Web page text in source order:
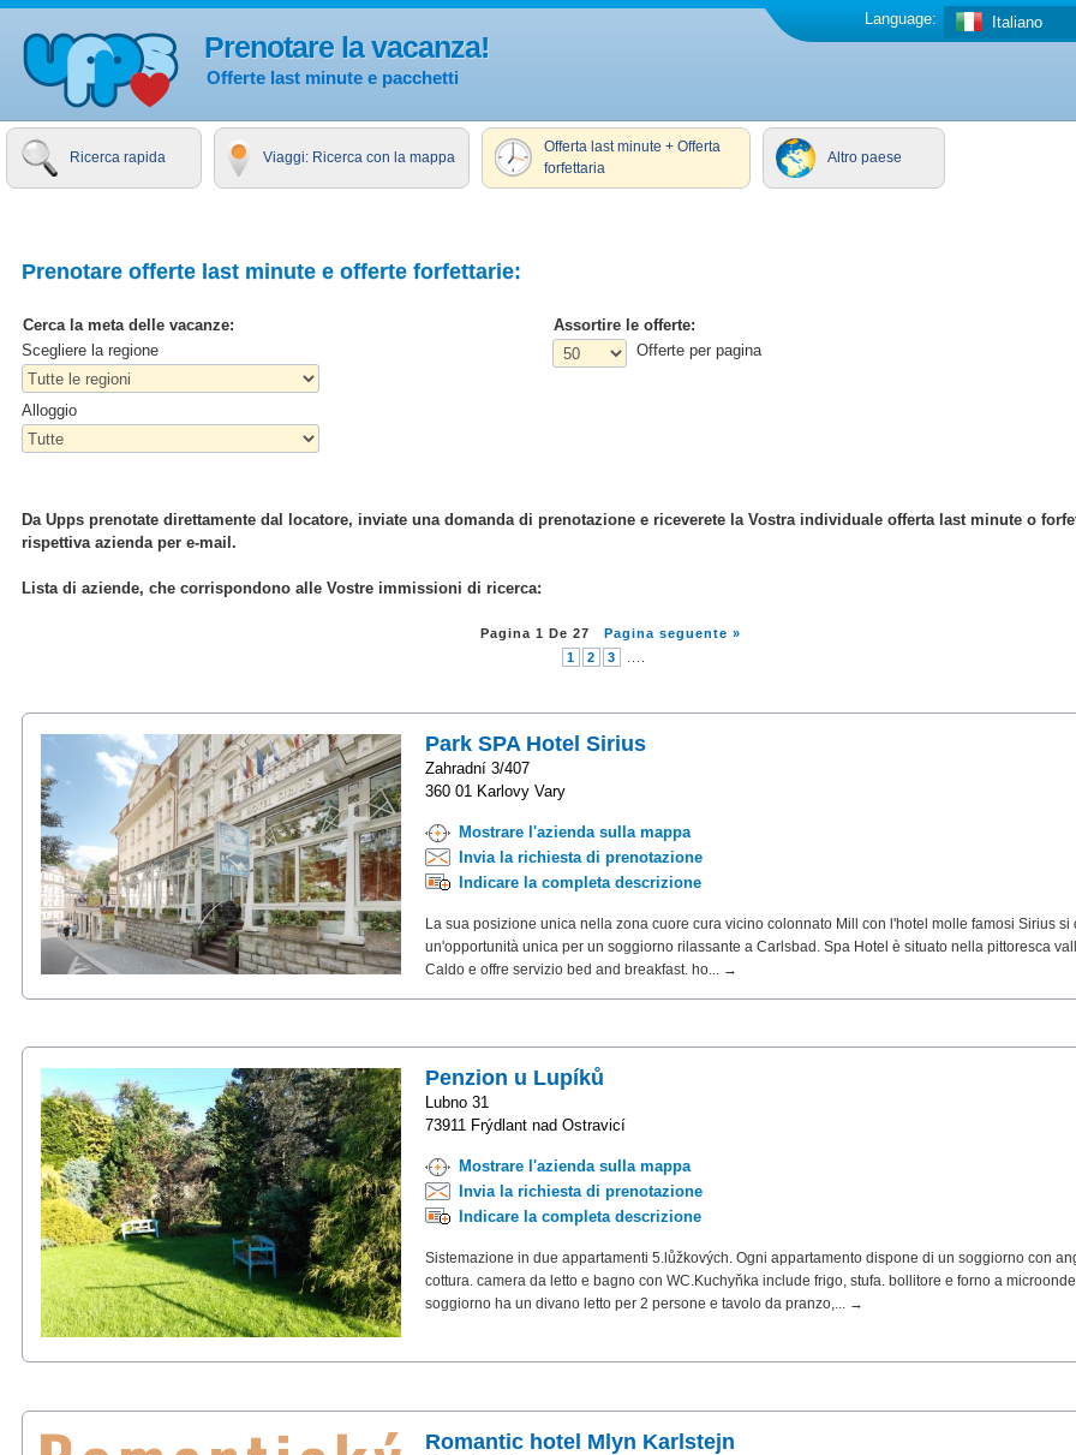
Prenotare la vacanza!
Offerte last minute e pacchetti
Italiano
Language:
Ricerca rapida Viaggi: Ricerca con la mappa
Offerta last minute + Offerta
forfettaria
Altro paese
Prenotare offerte last minute e offerte forfettarie:
Cerca la meta delle vacanze:
Scegliere la regione
Alloggio
Assortire le offerte:
Offerte per pagina
Da Upps prenotate direttamente dal locatore, inviate una domanda di prenotazione e riceverete la Vostra individuale offerta last minute o
rispettiva azienda per e-mail.
Lista di aziende, che corrispondono alle Vostre immissioni di ricerca:
Pagina1De27
Pagina seguente »
1
2 3
Park SPA Hotel Sirius
Zahradní 3/407
360 01 Karlovy Vary
Mostrare l'azienda sulla mappa
Invia la richiesta di prenotazione
Indicare la completa descrizione
La sua posizione unica nella zona cuore cura vicino colonnato Mill con l'hotel molle famosi Sirius si
un'opportunità unica per un soggiorno rilassante a Carlsbad. Spa Hotel è situato nella pittoresca
Caldo e offre servizio bed and breakfast. ho... →
Penzion u Lupíků
Lubno 31
73911 Frýdlant nad Ostravicí
Mostrare l'azienda sulla mappa
Invia la richiesta di prenotazione
Indicare la completa descrizione
Sistemazione in due appartamenti 5.lůžkových. Ogni appartamento dispone di un soggiorno con
cottura. camera da letto e bagno con WC.Kuchyňka include frigo, stufa. bollitore e forno a
soggiorno ha un divano letto per 2 persone e tavolo da pranzo,... →
Romantic hotel Mlyn Karlstejn